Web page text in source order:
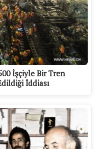
İşçiyle Bir Tren
İddiası